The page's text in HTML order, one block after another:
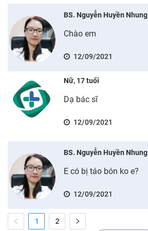
BS. Nguyễn Huyền Nhung
Chào em
12/09/2021
Nữ, 17 tuổi
Dạ bác sĩ
12/09/2021
BS. Nguyễn Huyền Nhung
E có bị táo bón ko e?
12/09/2021
1 2